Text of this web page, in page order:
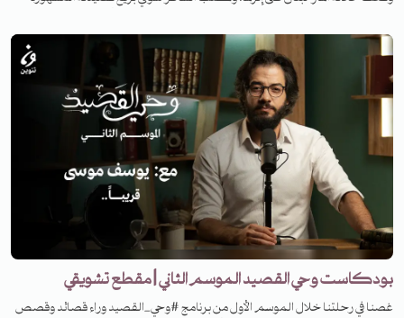
القصيدة؟ تابعوا الحلقة من الموسم الثاني من برنامج وحي القصيد.
بودكاست وحي القصيد الموسم الثاني | مقطع تشويقي
غصنا في رحلتنا خلال الموسم الأول من برنامج #وحي_القصيد وراء قصائد وقصص